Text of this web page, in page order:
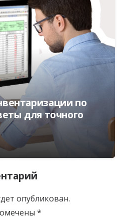
по
для точного
опубликован.
*